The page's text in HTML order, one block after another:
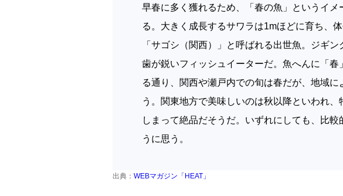
早春に多く獲れるため、「春の魚」というイ
る。大きく成長するサワラは1mほどに育ち、
「サゴシ（関西）」と呼ばれる出世魚。ジギン
歯が鋭いフィッシュイーターだ。魚へんに「
る通り、関西や瀬戸内での旬は春だが、地域
う。関東地方で美味しいのは秋以降といわれ
しまって絶品だそうだ。いずれにしても、比
うに思う。
出典： WEBマガジン「HEAT」